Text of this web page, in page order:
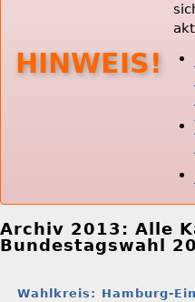
HINWEIS!
Archiv 2013: Alle
Bundestagswahl
Wahlkreis: Hamburg-